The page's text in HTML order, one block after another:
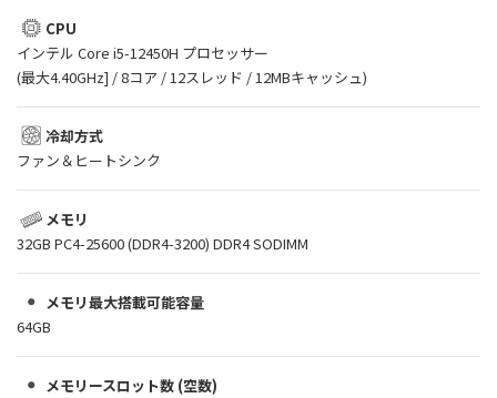
CPU
インテル Core i5-12450H プロセッサー
(最大4.40GHz] / 8コア / 12スレッド / 12MBキャッシュ)
冷却方式
ファン＆ヒートシンク
メモリ
32GB PC4-25600 (DDR4-3200) DDR4 SODIMM
メモリ最大搭載可能容量
64GB
メモリースロット数 (空数)